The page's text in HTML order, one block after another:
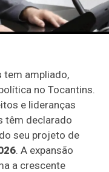
tem ampliado,
no Tocantins.
e lideranças
têm declarado
seu projeto de
. A expansão
a crescente